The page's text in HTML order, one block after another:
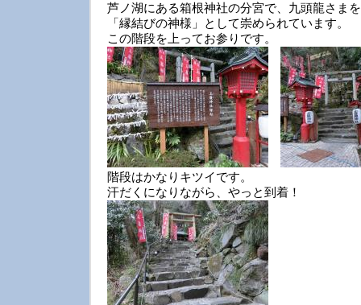
芦ノ湖にある箱根神社の分宮で、九頭龍さま
「縁結びの神様」として崇められています。
この階段を上ってお参りです。
階段はかなりキツイです。
汗だくになりながら、やっと到着！